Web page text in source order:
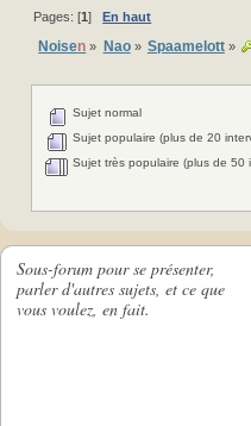
Pages: [1]En haut
Noisen » Nao» Spaamelott»
Sujet normal
Sujet populaire (plus de 20
Sujet très populaire (plus de 50
Sous-forum pour se présenter,
parler d'autres sujets, et ce que
vous voulez, en fait.